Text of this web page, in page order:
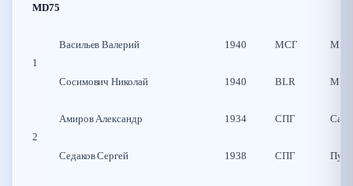
MD75
1
Васильев Валерий 1940 МСГ
Сосимович Николай 1940 BLR
2
Амиров Александр 1934 СПГ
Седаков Сергей 1938 СПГ